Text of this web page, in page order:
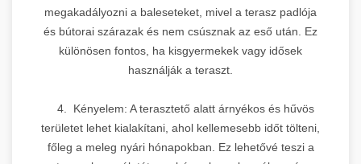
megakadályozni a baleseteket, mivel a terasz padlója
és bútorai szárazak és nem csúsznak az eső után. Ez
különösen fontos, ha kisgyermekek vagy idősek
használják a teraszt.
4. Kényelem: A terasztető alatt árnyékos és hűvös
területet lehet kialakítani, ahol kellemesebb időt tölteni,
főleg a meleg nyári hónapokban. Ez lehetővé teszi a